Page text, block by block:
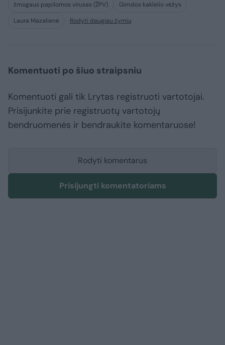
žmogaus papilomos virusas (ŽPV)
Gimdos kaklelio vėžys
Laura Mazalienė
Rodyti daugiau žymių
Komentuoti po šiuo straipsniu
Komentuoti gali tik Lrytas registruoti vartotojai.
Prisijunkite prie registruotų vartotojų
bendruomenės ir bendraukite komentaruose!
Rodyti komentarus
Prisijungti komentatoriams